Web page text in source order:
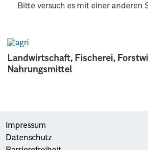
Landwirtschaft, Fischerei,
Nahrungsmittel
Bitte versuch es mit einer anderen
Impressum
Datenschutz